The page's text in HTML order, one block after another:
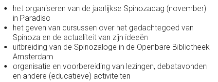
het organiseren van de jaarlijkse Spinozadag (november)
in Paradiso
het geven van cursussen over het gedachtegoed van
Spinoza en de actualiteit van zijn ideeën
uitbreiding van de Spinozaloge in de Openbare Bibliotheek
Amsterdam
organisatie en voorbereiding van lezingen, debatavonden
en andere (educatieve) activiteiten